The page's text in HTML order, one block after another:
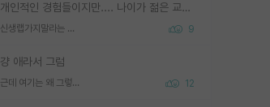
개인적인 경험들이지만.... 나이가 젊은 교수일수록 꼰대라는 가면을 쓴 채로 무례함을 행동하는 경우가 거의 90% 정도였음. 나이가 어린데 다른 또래들과 달리 명예, 권력, 재력까지 얻었으니 세상 다 가진 기분이겠지. 오히러 나이 든 교수들이 행동과 말을 더 조심하시더라.
신생랩가지말라는 이유가 있었구나 9
걍 애라서 그럼
근데 여기는 왜 그렇게 SPK를 물어보는거임? 12